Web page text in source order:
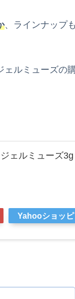
、ラインナップ
ルミューズの
ェルミューズ
Yahooショッ